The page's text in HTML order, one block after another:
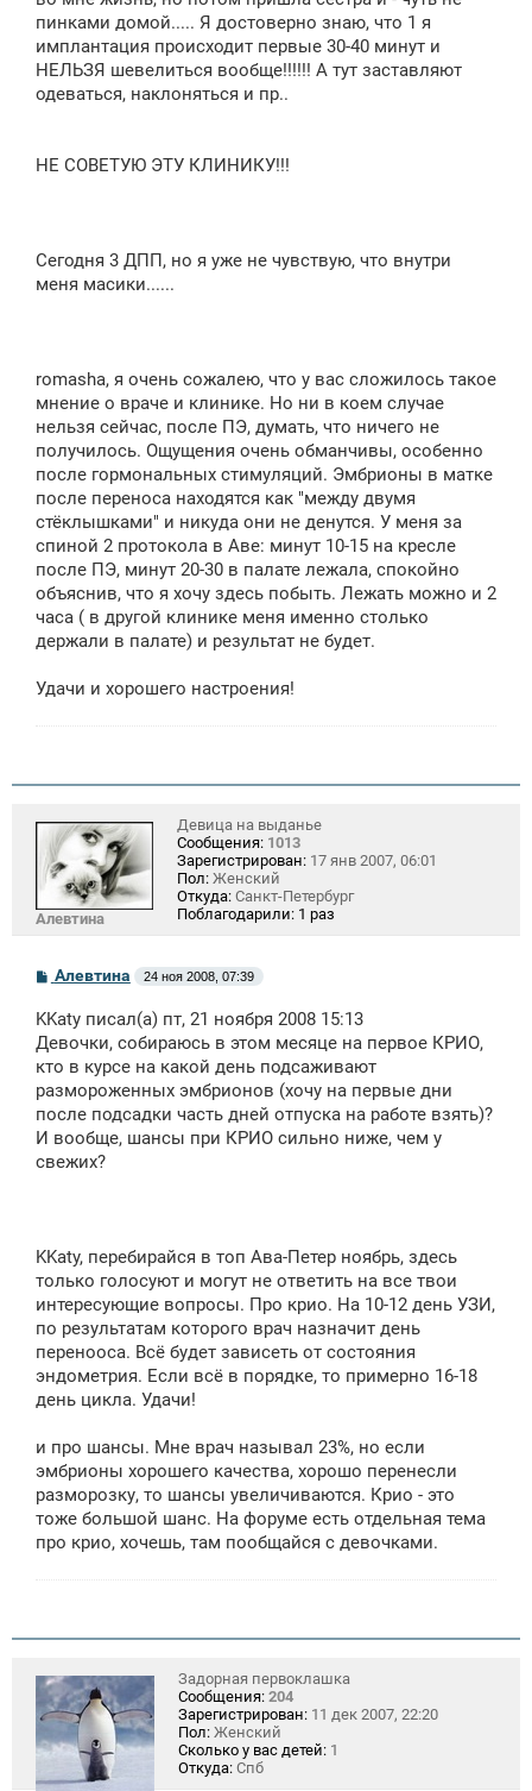
пинками домой..... Я достоверно знаю, что 1 я
имплантация происходит первые 30-40 минут и
НЕЛЬЗЯ шевелиться вообще!!!!!! А тут заставляют
одеваться, наклоняться и пр..
НЕ СОВЕТУЮ ЭТУ КЛИНИКУ!!!
Сегодня 3 ДПП, но я уже не чувствую, что внутри
меня масики......
romasha, я очень сожалею, что у вас сложилось такое
мнение о враче и клинике. Но ни в коем случае
нельзя сейчас, после ПЭ, думать, что ничего не
получилось. Ощущения очень обманчивы, особенно
после гормональных стимуляций. Эмбрионы в матке
после переноса находятся как "между двумя
стёклышками" и никуда они не денутся. У меня за
спиной 2 протокола в Аве: минут 10-15 на кресле
после ПЭ, минут 20-30 в палате лежала, спокойно
объяснив, что я хочу здесь побыть. Лежать можно и 2
часа ( в другой клинике меня именно столько
держали в палате) и результат не будет.
Удачи и хорошего настроения!
Алевтина
Девица на выданье
Сообщения: 1013
Зарегистрирован: 17 янв 2007, 06:01
Пол: Женский
Откуда: Санкт-Петербург
Поблагодарили: 1 раз
С
о
б
щ
н
и
Алевтина 24 ноя 2008, 07:39
KKaty писал(а) пт, 21 ноября 2008 15:13
Девочки, собираюсь в этом месяце на первое КРИО,
кто в курсе на какой день подсаживают
размороженных эмбрионов (хочу на первые дни
после подсадки часть дней отпуска на работе взять)?
И вообще, шансы при КРИО сильно ниже, чем у
свежих?
KKaty, перебирайся в топ Ава-Петер ноябрь, здесь
только голосуют и могут не ответить на все твои
интересующие вопросы. Про крио. На 10-12 день УЗИ,
по результатам которого врач назначит день
перенооса. Всё будет зависеть от состояния
эндометрия. Если всё в порядке, то примерно 16-18
день цикла. Удачи!
и про шансы. Мне врач называл 23%, но если
эмбрионы хорошего качества, хорошо перенесли
разморозку, то шансы увеличиваются. Крио - это
тоже большой шанс. На форуме есть отдельная тема
про крио, хочешь, там пообщайся с девочками.
Задорная первоклашка
Сообщения: 204
Зарегистрирован: 11 дек 2007, 22:20
Пол: Женский
Сколько у вас детей: 1
Откуда: Спб